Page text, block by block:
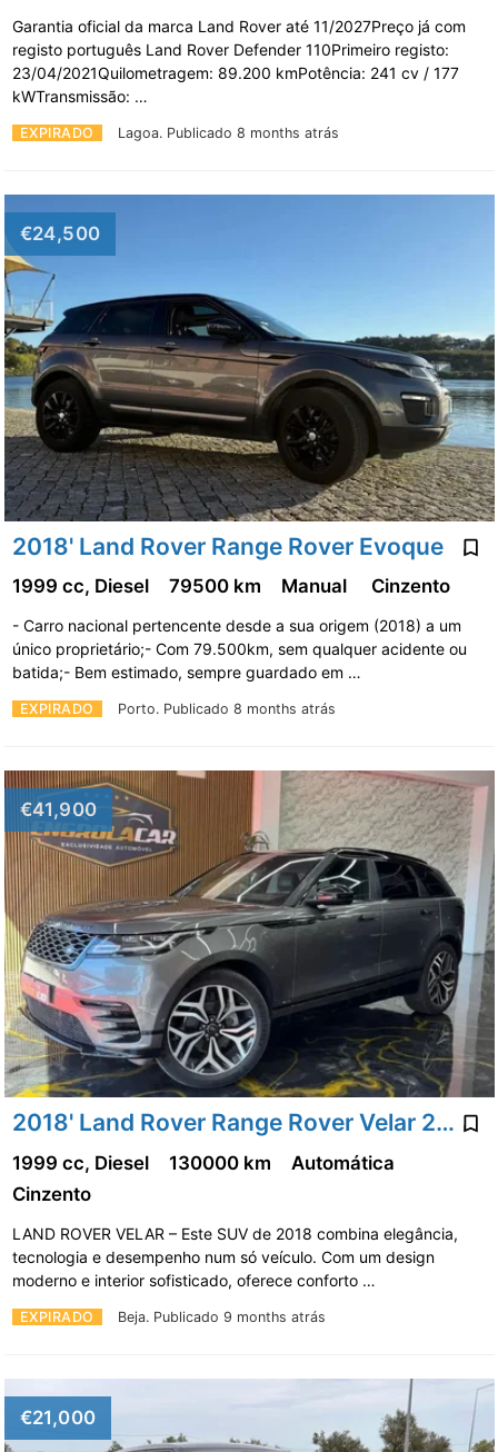
EXPIRADO Lagoa. Publicado 8 months atrás
Garantia oficial da marca Land Rover até 11/2027Preço já com
registo português Land Rover Defender 110Primeiro registo:
23/04/2021Quilometragem: 89.200 kmPotência: 241 cv / 177
kWTransmissão: …
€24,500
2018' Land Rover Range Rover Evoque
EXPIRADO Porto. Publicado 8 months atrás
1999 cc, Diesel 79500 km Manual Cinzento
- Carro nacional pertencente desde a sua origem (2018) a um
único proprietário;- Com 79.500km, sem qualquer acidente ou
batida;- Bem estimado, sempre guardado em …
€41,900
2018' Land Rover Range Rover Velar 2.0 D R-Dynamic Se
EXPIRADO Beja. Publicado 9 months atrás
1999 cc, Diesel 130000 km
Automática
Cinzento
LAND ROVER VELAR – Este SUV de 2018 combina elegância,
tecnologia e desempenho num só veículo. Com um design
moderno e interior sofisticado, oferece conforto …
€21,000